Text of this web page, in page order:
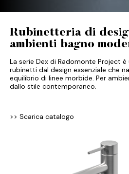
Rubinetteria di
ambienti bagno
La serie Dex di Radomonte Project
rubinetti dal design essenziale che
equilibrio di linee morbide. Per
dallo stile contemporaneo.
>> Scarica catalogo